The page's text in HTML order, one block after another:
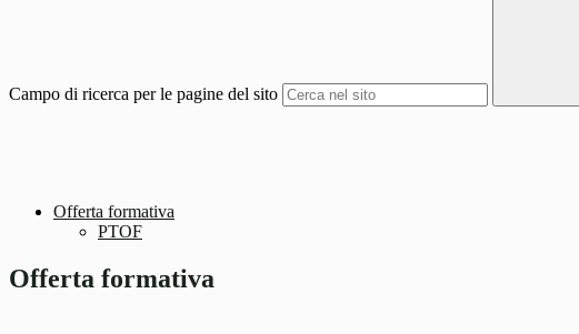
Campo di ricerca per le pagine del sito
Offerta formativa
PTOF
Offerta formativa